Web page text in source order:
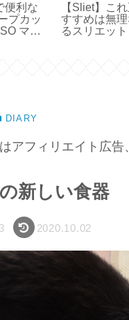
便利な
プカッ
マグ
【Sliet】こ
すすめは無
るスリエッ
DIARY
アフィリエイト広
新しい食器
2020.10.02